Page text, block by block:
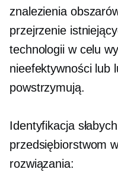
znalezienia
przejrzenie
technologii w celu
nieefektywności lub
powstrzymują.
Identyfikacja
przedsiębiorstwom
rozwiązania: